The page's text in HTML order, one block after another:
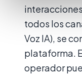
todos los
Voz IA), se
plataforma.
operador